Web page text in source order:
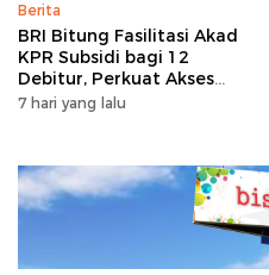
Berita
BRI Bitung Fasilitasi Akad
KPR Subsidi bagi 12
Debitur, Perkuat Akses
Hunian Masyarakat
7 hari yang lalu